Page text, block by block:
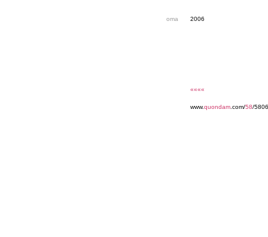
oma 2006
««««
www.quondam .com/58/